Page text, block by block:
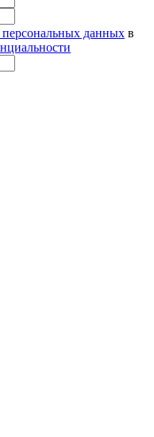
персональных данных в